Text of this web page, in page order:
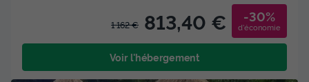
1 162 € 813,40 € -30%
d'économie
Voir l'hébergement